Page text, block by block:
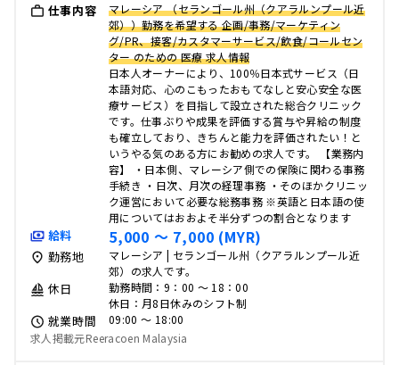
仕事内容
マレーシア （セランゴール州（クアラルンプール近
郊））勤務を希望する 企画/事務/マーケティン
グ/PR、接客/カスタマーサービス/飲食/コールセン
ター のための 医療 求人情報
日本人オーナーにより、100％日本式サービス（日
本語対応、心のこもったおもてなしと安心安全な医
療サービス）を目指して設立された総合クリニック
です。仕事ぶりや成果を評価する賞与や昇給の制度
も確立しており、きちんと能力を評価されたい！と
いうやる気のある方にお勧めの求人です。 【業務内
容】 ・日本側、マレーシア側での保険に関わる事務
手続き ・日次、月次の経理事務 ・そのほかクリニッ
ク運営において必要な総務事務 ※英語と日本語の使
用についてはおおよそ半分ずつの割合となります
給料 5,000 〜 7,000 (MYR)
勤務地
マレーシア | セランゴール州（クアラルンプール近
郊）の求人です。
休日
勤務時間：9：00 ～ 18：00
休日：月8日休みのシフト制
就業時間
09:00 〜 18:00
求人掲載元Reeracoen Malaysia